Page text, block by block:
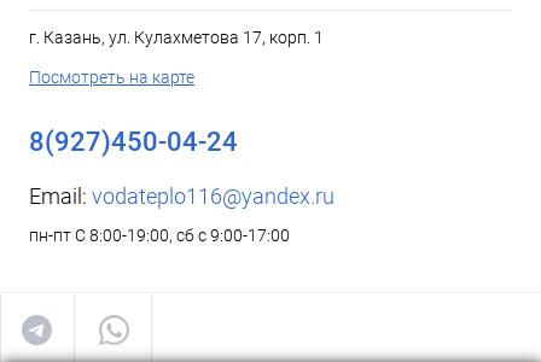
г. Казань, ул. Кулахметова 17, корп. 1
Посмотреть на карте
8(927)450-04-24
Email: vodateplo116@yandex.ru
пн-пт С 8:00-19:00, сб с 9:00-17:00